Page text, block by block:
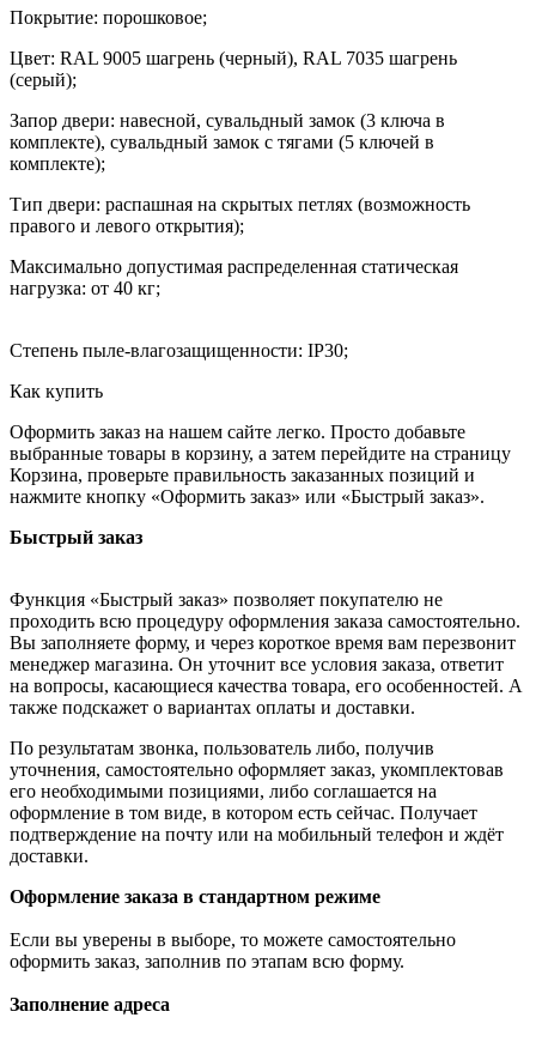
Покрытие: порошковое;
Цвет: RAL 9005 шагрень (черный), RAL 7035 шагрень
(серый);
Запор двери: навесной, сувальдный замок (3 ключа в
комплекте), сувальдный замок с тягами (5 ключей в
комплекте);
Тип двери: распашная на скрытых петлях (возможность
правого и левого открытия);
Максимально допустимая распределенная статическая
нагрузка: от 40 кг;
Степень пыле-влагозащищенности: IP30;
Как купить
Оформить заказ на нашем сайте легко. Просто добавьте
выбранные товары в корзину, а затем перейдите на страницу
Корзина, проверьте правильность заказанных позиций и
нажмите кнопку «Оформить заказ» или «Быстрый заказ».
Быстрый заказ
Функция «Быстрый заказ» позволяет покупателю не
проходить всю процедуру оформления заказа самостоятельно.
Вы заполняете форму, и через короткое время вам перезвонит
менеджер магазина. Он уточнит все условия заказа, ответит
на вопросы, касающиеся качества товара, его особенностей. А
также подскажет о вариантах оплаты и доставки.
По результатам звонка, пользователь либо, получив
уточнения, самостоятельно оформляет заказ, укомплектовав
его необходимыми позициями, либо соглашается на
оформление в том виде, в котором есть сейчас. Получает
подтверждение на почту или на мобильный телефон и ждёт
доставки.
Оформление заказа в стандартном режиме
Если вы уверены в выборе, то можете самостоятельно
оформить заказ, заполнив по этапам всю форму.
Заполнение адреса